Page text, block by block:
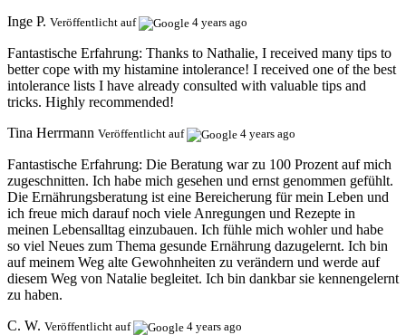
Inge P. Veröffentlicht auf 4 years ago
Fantastische Erfahrung: Thanks to Nathalie, I received many tips to
better cope with my histamine intolerance! I received one of the best
intolerance lists I have already consulted with valuable tips and
tricks. Highly recommended!
Tina Herrmann Veröffentlicht auf 4 years ago
Fantastische Erfahrung: Die Beratung war zu 100 Prozent auf mich
zugeschnitten. Ich habe mich gesehen und ernst genommen gefühlt.
Die Ernährungsberatung ist eine Bereicherung für mein Leben und
ich freue mich darauf noch viele Anregungen und Rezepte in
meinen Lebensalltag einzubauen. Ich fühle mich wohler und habe
so viel Neues zum Thema gesunde Ernährung dazugelernt. Ich bin
auf meinem Weg alte Gewohnheiten zu verändern und werde auf
diesem Weg von Natalie begleitet. Ich bin dankbar sie kennengelernt
zu haben.
C. W. Veröffentlicht auf 4 years ago